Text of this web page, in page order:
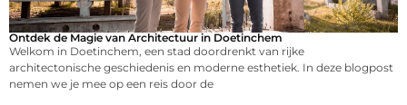
Ontdek de Magie van Architectuur in Doetinchem
Welkom in Doetinchem, een stad doordrenkt van rijke
architectonische geschiedenis en moderne esthetiek. In deze blogpost
nemen we je mee op een reis door de